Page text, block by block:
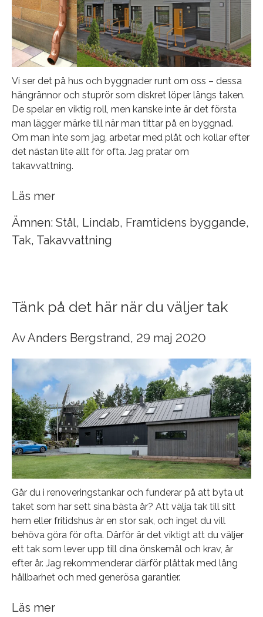
Vi ser det på hus och byggnader runt om oss – dessa
hängrännor och stuprör som diskret löper längs taken.
De spelar en viktig roll, men kanske inte är det första
man lägger märke till när man tittar på en byggnad.
Om man inte som jag, arbetar med plåt och kollar efter
det nästan lite allt för ofta. Jag pratar om
takavvattning.
Läs mer
Ämnen: Stål, Lindab, Framtidens byggande,
Tak, Takavvattning
Tänk på det här när du väljer tak
AvAnders Bergstrand, 29 maj 2020
Går du i renoveringstankar och funderar på att byta ut
taket som har sett sina bästa år? Att välja tak till sitt
hem eller fritidshus är en stor sak, och inget du vill
behöva göra för ofta. Därför är det viktigt att du väljer
ett tak som lever upp till dina önskemål och krav, år
efter år. Jag rekommenderar därför plåttak med lång
hållbarhet och med generösa garantier.
Läs mer